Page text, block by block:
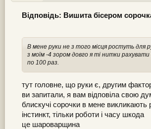
Відповідь: Вишита бісером
В мене руки не з того місця ростуть для
з моїм -4 зором довго я ті нитки рахувати
по 100 раз.
тут головне, що руки є, другим
ви запитали, я вам відповіла свою
блискучі сорочки в мене викликають
інстинкт, тільки роботи і часу шкода
це шароварщина